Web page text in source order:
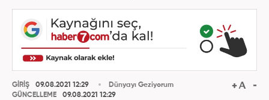
GİRİŞ
09.08.2021 12:29
GÜNCELLEME
09.08.2021 12:29
Dünyayı Geziyorum